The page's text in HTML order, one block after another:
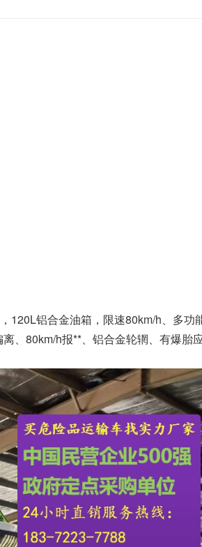
120L铝合金油箱，限速80km/h、多功
、80km/h报**、铝合金轮辋、有爆胎